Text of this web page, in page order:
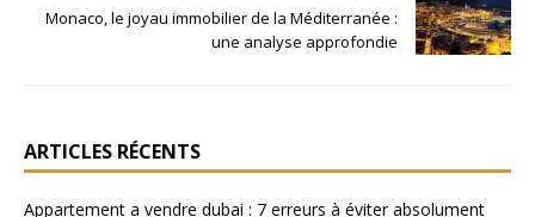
Monaco, le joyau immobilier de la Méditerranée :
une analyse approfondie
ARTICLES RÉCENTS
Appartement a vendre dubai : 7 erreurs à éviter absolument